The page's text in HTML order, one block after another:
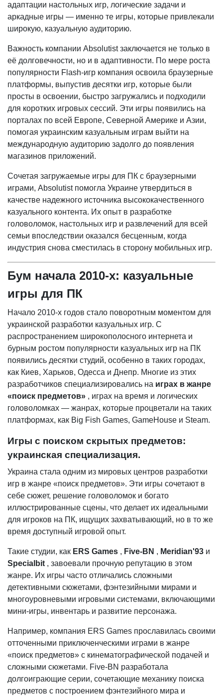
адаптации настольных игр, логические задачи и
аркадные игры — именно те игры, которые привлекали
широкую, казуальную аудиторию.
Важность компании Absolutist заключается не только в
её долговечности, но и в адаптивности. По мере роста
популярности Flash-игр компания освоила браузерные
платформы, выпустив десятки игр, которые были
просты в освоении, быстро загружались и подходили
для коротких игровых сессий. Эти игры появились на
порталах по всей Европе, Северной Америке и Азии,
помогая украинским казуальным играм выйти на
международную аудиторию задолго до появления
магазинов приложений.
Сочетая загружаемые игры для ПК с браузерными
играми, Absolutist помогла Украине утвердиться в
качестве надежного источника высококачественного
казуального контента. Их опыт в разработке
головоломок, настольных игр и развлечений для всей
семьи впоследствии оказался бесценным, когда
индустрия снова сместилась в сторону мобильных игр.
Бум начала 2010-х: казуальные
игры для ПК
Начало 2010-х годов стало поворотным моментом для
украинской разработки казуальных игр. С
распространением широкополосного интернета и
бурным ростом популярности казуальных игр на ПК
появились десятки студий, особенно в таких городах,
как Киев, Харьков, Одесса и Днепр. Многие из этих
разработчиков специализировались на играх в жанре
«поиск предметов» , играх на время и логических
головоломках — жанрах, которые процветали на таких
платформах, как Big Fish Games, GameHouse и Steam.
Игры с поиском скрытых предметов:
украинская специализация.
Украина стала одним из мировых центров разработки
игр в жанре «поиск предметов». Эти игры сочетают в
себе сюжет, решение головоломок и богато
иллюстрированные сцены, что делает их идеальными
для игроков на ПК, ищущих захватывающий, но в то же
время доступный игровой опыт.
Такие студии, как ERS Games , Five-BN , Meridian'93 и
Specialbit , завоевали прочную репутацию в этом
жанре. Их игры часто отличались сложными
детективными сюжетами, фэнтезийными мирами и
многоуровневыми игровыми системами, включающими
мини-игры, инвентарь и развитие персонажа.
Например, компания ERS Games прославилась своими
отточенными приключенческими играми в жанре
«поиск предметов» с кинематографической подачей и
сложными сюжетами. Five-BN разработала
долгоиграющие серии, сочетающие механику поиска
предметов с построением фэнтезийного мира и